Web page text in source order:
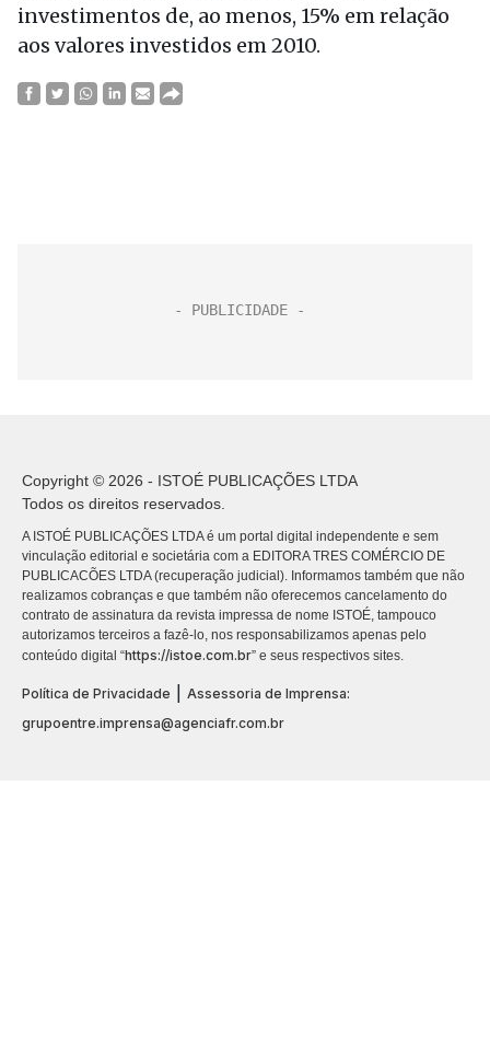
investimentos de, ao menos, 15% em relação
aos valores investidos em 2010.
Copyright © 2026 - ISTOÉ PUBLICAÇÕES LTDA
Todos os direitos reservados.
A ISTOÉ PUBLICAÇÕES LTDA é um portal digital independente e sem
vinculação editorial e societária com a EDITORA TRES COMÉRCIO DE
PUBLICACÕES LTDA (recuperação judicial). Informamos também que não
realizamos cobranças e que também não oferecemos cancelamento do
contrato de assinatura da revista impressa de nome ISTOÉ, tampouco
autorizamos terceiros a fazê-lo, nos responsabilizamos apenas pelo
conteúdo digital “https://istoe.com.br” e seus respectivos sites.
Política de Privacidade | Assessoria de Imprensa:
grupoentre.imprensa@agenciafr.com.br